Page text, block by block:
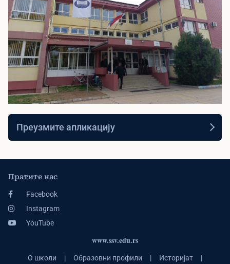
▶
Видео презентација
Погледајте видео презентацију наше
школе
Преузмите апликацију
Пратите нас
Facebook
Instagram
YouTube
www.ssv.edu.rs
О школи | Образовни профили | Историјат |